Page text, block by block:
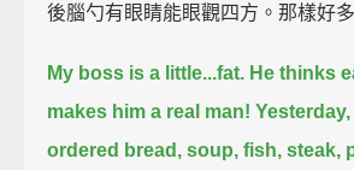
後腦勺有眼睛能眼觀四方。那樣好多
My boss is a little...fat. He thinks
makes him a real man!
ordered bread, soup, fish, steak,